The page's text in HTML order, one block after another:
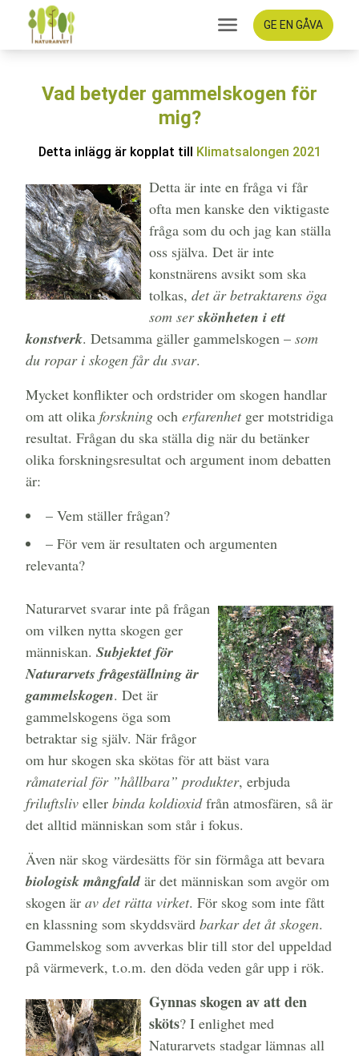
GE EN GÅVA
Vad betyder gammelskogen för
mig?
Detta inlägg är kopplat till Klimatsalongen 2021
Detta är inte en fråga vi får
ofta men kanske den viktigaste
fråga som du och jag kan ställa
oss själva. Det är inte
konstnärens avsikt som ska
tolkas, det är betraktarens öga
som serskönheten i ett
konstverk. Detsamma gäller gammelskogen – som
du ropar i skogen får du svar.
Mycket konflikter och ordstrider om skogen handlar
om att olika forskning och erfarenhetger motstridiga
resultat. Frågan du ska ställa dig när du betänker
olika forskningsresultat och argument inom debatten
är:
– Vem ställer frågan?
– För vem är resultaten och argumenten
relevanta?
Naturarvet svarar inte på frågan
om vilken nytta skogen ger
människan. Subjektet för
Naturarvets frågeställning är
gammelskogen. Det är
gammelskogens öga som
betraktar sig själv. När frågor
om hur skogen ska skötas för att bäst vara
råmaterial för ”hållbara” produkter, erbjuda
friluftsliv eller binda koldioxidfrån atmosfären, så är
det alltid människan som står i fokus.
Även när skog värdesätts för sin förmåga att bevara
biologisk mångfaldär det människan som avgör om
skogen är av det rätta virket. För skog som inte fått
en klassning som skyddsvärd barkar det åt skogen.
Gammelskog som avverkas blir till stor del uppeldad
på värmeverk, t.o.m. den döda veden går upp i rök.
Gynnas skogen av att den
sköts? I enlighet med
Naturarvets stadgar lämnas all